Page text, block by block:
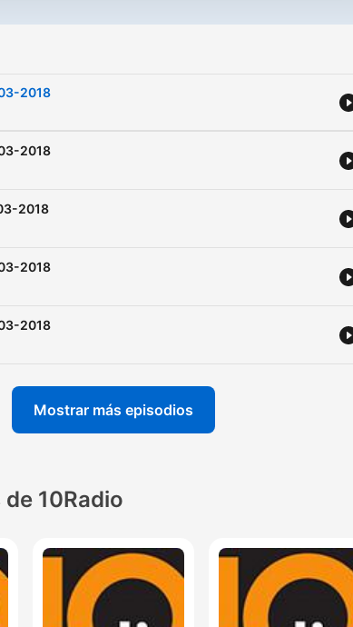
2018
2018
2018
2018
2018
Mostrar más episodios
10Radio